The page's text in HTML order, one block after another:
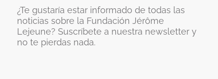
¿Te gustaría estar informado de todas las
noticias sobre la Fundación Jérôme
Lejeune? Suscríbete a nuestra newsletter y
no te pierdas nada.